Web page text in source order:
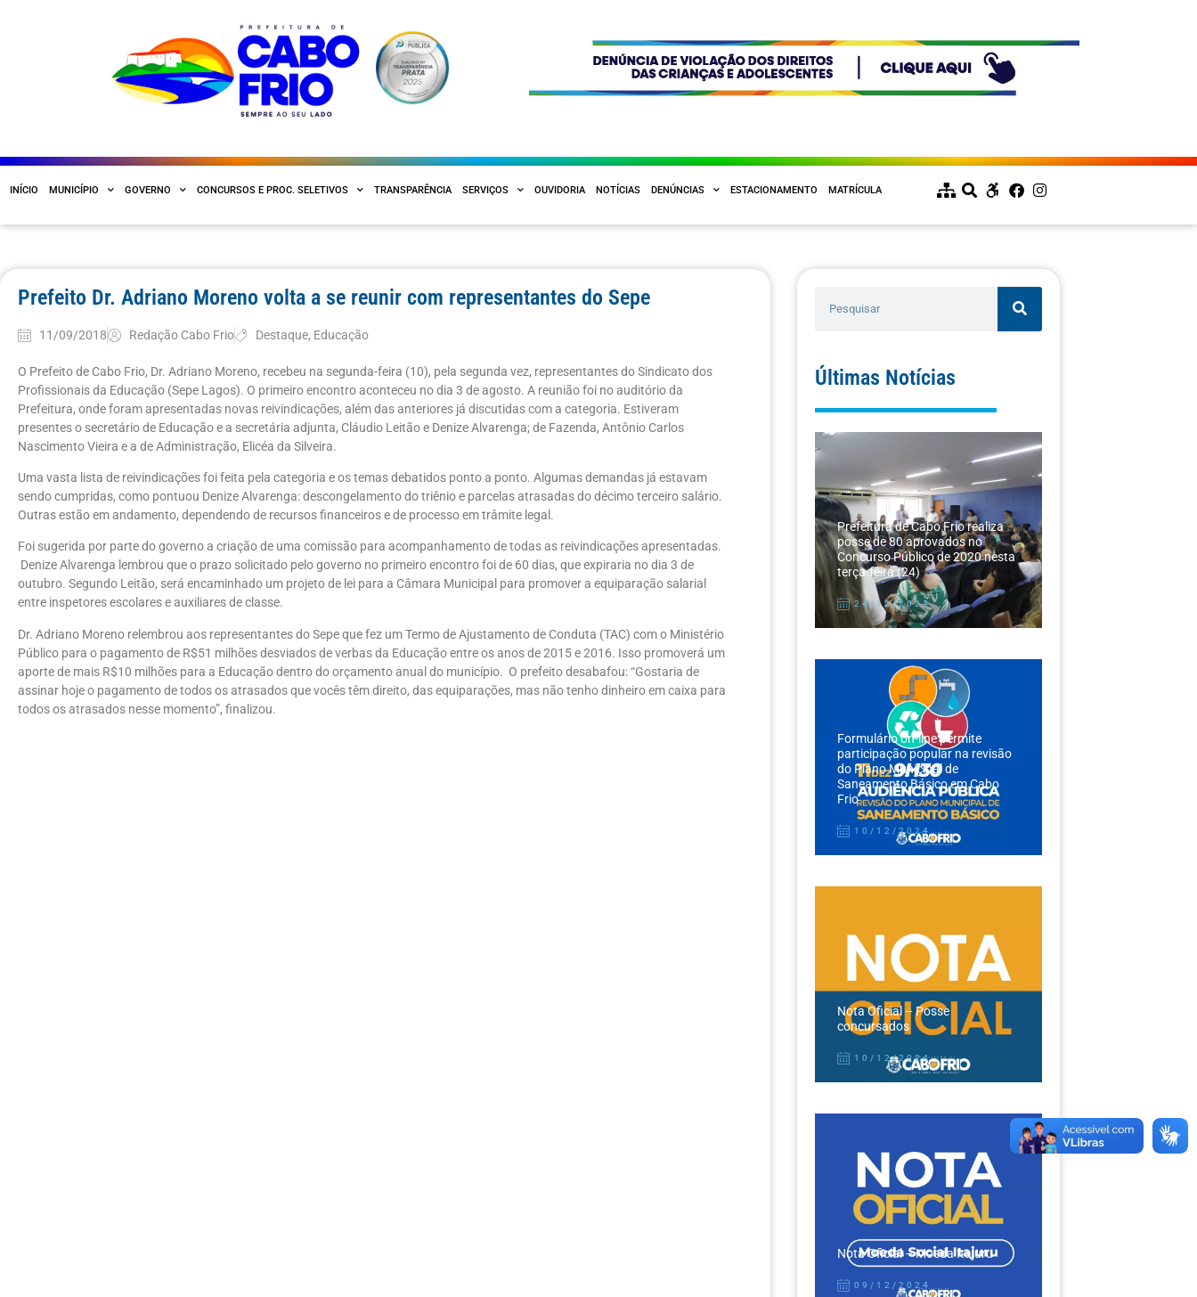
INÍCIO MUNICÍPIO GOVERNO CONCURSOS E PROC. SELETIVOS TRANSPARÊNCIA SERVIÇOS OUVIDORIA NOTÍCIAS DENÚNCIAS ESTACIONAMENTO MATRÍCULA
Prefeito Dr. Adriano Moreno volta a se reunir com representantes do Sepe
11/09/2018 Redação Cabo Frio Destaque, Educação
O Prefeito de Cabo Frio, Dr. Adriano Moreno, recebeu na segunda-feira (10), pela segunda vez, representantes do Sindicato dos
Profissionais da Educação (Sepe Lagos). O primeiro encontro aconteceu no dia 3 de agosto. A reunião foi no auditório da
Prefeitura, onde foram apresentadas novas reivindicações, além das anteriores já discutidas com a categoria. Estiveram
presentes o secretário de Educação e a secretária adjunta, Cláudio Leitão e Denize Alvarenga; de Fazenda, Antônio Carlos
Nascimento Vieira e a de Administração, Elicéa da Silveira.
Uma vasta lista de reivindicações foi feita pela categoria e os temas debatidos ponto a ponto. Algumas demandas já estavam
sendo cumpridas, como pontuou Denize Alvarenga: descongelamento do triênio e parcelas atrasadas do décimo terceiro salário.
Outras estão em andamento, dependendo de recursos financeiros e de processo em trâmite legal.
Foi sugerida por parte do governo a criação de uma comissão para acompanhamento de todas as reivindicações apresentadas.
Denize Alvarenga lembrou que o prazo solicitado pelo governo no primeiro encontro foi de 60 dias, que expiraria no dia 3 de
outubro. Segundo Leitão, será encaminhado um projeto de lei para a Câmara Municipal para promover a equiparação salarial
entre inspetores escolares e auxiliares de classe.
Dr. Adriano Moreno relembrou aos representantes do Sepe que fez um Termo de Ajustamento de Conduta (TAC) com o Ministério
Público para o pagamento de R$51 milhões desviados de verbas da Educação entre os anos de 2015 e 2016. Isso promoverá um
aporte de mais R$10 milhões para a Educação dentro do orçamento anual do município. O prefeito desabafou: “Gostaria de
assinar hoje o pagamento de todos os atrasados que vocês têm direito, das equiparações, mas não tenho dinheiro em caixa para
todos os atrasados nesse momento”, finalizou.
Últimas Notícias
Prefeitura de Cabo Frio realiza
posse de 80 aprovados no
Concurso Público de 2020 nesta
terça-feira (24)
24/12/2024
Formulário on-line permite
participação popular na revisão
do Plano Municipal de
Saneamento Básico em Cabo
Frio
10/12/2024
Nota Oficial – Posse
concursados
10/12/2024
Nota Oficial – Moeda Itajuru
09/12/2024